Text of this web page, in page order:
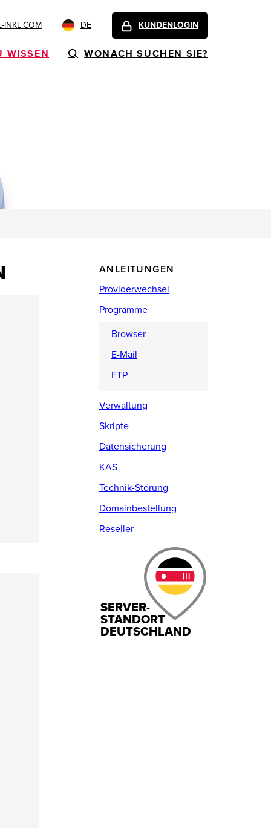
INKL.COM DE KUNDENLOGIN
WISSEN WONACH SUCHEN SIE?
ANLEITUNGEN
Providerwechsel
Programme
Browser
E-Mail
FTP
Verwaltung
Skripte
Datensicherung
KAS
Technik-Störung
Domainbestellung
Reseller
SERVER-
STANDORT
DEUTSCHLAND